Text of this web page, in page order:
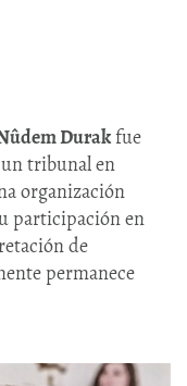
Durakfue
tribunal en
organización
participación en
de
permanece